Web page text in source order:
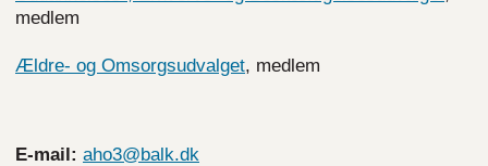
medlem
Ældre- og Omsorgsudvalget, medlem
E-mail: aho3@balk.dk